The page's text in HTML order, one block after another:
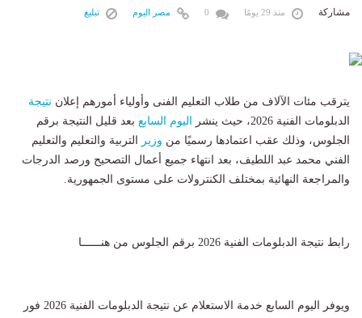
مشاركة منذ 29 يومًا مصر اليوم تبليغ
يترقب مئات الآلاف من طلاب التعليم الفنى وأولياء أمورهم إعلان نتيجة
الدبلومات الفنية 2026، حيث ينشر
اليوم السابع بعد قليل النتيجة برقم
الجلوس، وذلك عقب اعتمادها رسميًا من وزير
التربية والتعليم والتعليم
الفني محمد عبد اللطيف، بعد انتهاء جميع أعمال التصحيح ورصد الدرجات
والمراجعة النهائية بمختلف الكنترولات على مستوى الجمهورية.
رابط نتيجة الدبلومات الفنية 2026 برقم الجلوس من هنــــــا
ويوفر اليوم السابع خدمة الاستعلام عن نتيجة الدبلومات الفنية 2026 فور